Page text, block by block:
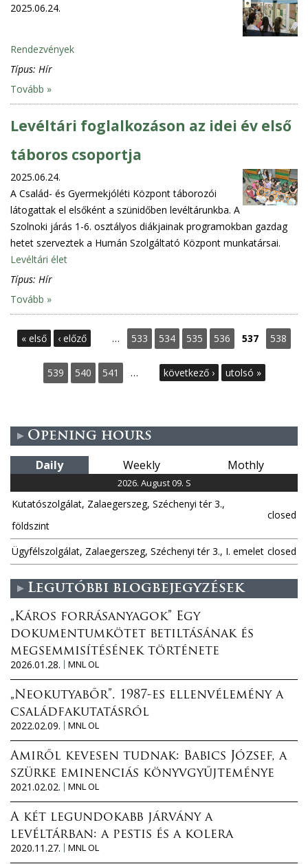
2025.06.24.
Rendezvények
Típus: Hír
Tovább »
Levéltári foglalkozáson az idei év első
táboros csoportja
2025.06.24.
A Család- és Gyermekjóléti Központ táborozói
látogattak el elsőként a szünidőben levéltárunkba. A
Szolnoki járás 1-6. osztályos diákjainak programokban gazdag
hetet szerveztek a Humán Szolgáltató Központ munkatársai.
Levéltári élet
Típus: Hír
Tovább »
P
e
s
« első ‹ előző … 533 534 535 536 537 538
539 540 541 … következő › utolsó »
Opening hours
Daily Weekly Mothly
2026. August 09. S
Kutatószolgálat, Zalaegerszeg, Széchenyi tér 3.,
földszint
closed
Ügyfélszolgálat, Zalaegerszeg, Széchenyi tér 3., I. emelet closed
Legutóbbi blogbejegyzések
„Káros forrásanyagok” Egy
dokumentumkötet betiltásának és
megsemmisítésének története
2026.01.28.
MNL OL
„Neokutyabőr”. 1987-es ellenvélemény a
családfakutatásról
2022.02.09.
MNL OL
Amiről kevesen tudnak: Babics József, a
szürke eminenciás könyvgyűjteménye
2021.02.02.
MNL OL
A két legundokabb járvány a
levéltárban: a pestis és a kolera
2020.11.27.
MNL OL